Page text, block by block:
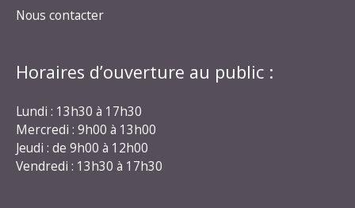
Nous contacter
Horaires d’ouverture au public :
Lundi : 13h30 à 17h30
Mercredi : 9h00 à 13h00
Jeudi : de 9h00 à 12h00
Vendredi : 13h30 à 17h30